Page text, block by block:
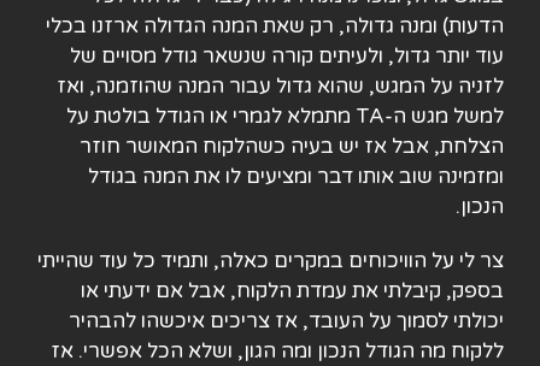
הדעות) ומנה גדולה, רק שאת המנה הגדולה ארזנו בכלי
עוד יותר גדול, ולעיתים קורה שנשאר גודל מסויים של
לזניה על המגש, שהוא גדול עבור המנה שהוזמנה, ואז
למשל מגש ה-TA מתמלא לגמרי או הגודל בולטת על
הצלחת, אבל אז יש בעיה כשהלקוח המאושר חוזר
ומזמינה שוב אותו דבר ומציעים לו את המנה בגודל
הנכון.
צר לי על הוויכוחים במקרים כאלה, ותמיד כל עוד שהייתי
בספק, קיבלתי את עמדת הלקוח, אבל אם ידעתי או
יכולתי לסמוך על העובד, אז צריכים איכשהו להבהיר
ללקוח מה הגודל הנכון ומה הגון, ושלא הכל אפשרי. אז